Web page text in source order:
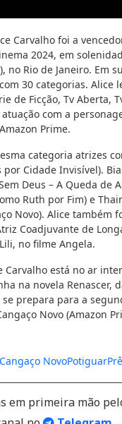
Carvalho foi a
2024, em
no Rio de Janeiro. Em
30 categorias. Alice
de Ficção, Tv Aberta,
com a
Prime.
categoria atrizes
Cidade Invisível).
Deus – A Queda de
Ruth por Fim) e
Novo). Alice também
Coadjuvante de
no filme Angela.
Carvalho está no ar
na novela Renascer,
prepara para a
Novo (Amazon
Cangaço NovoPotiguar
em primeira mão